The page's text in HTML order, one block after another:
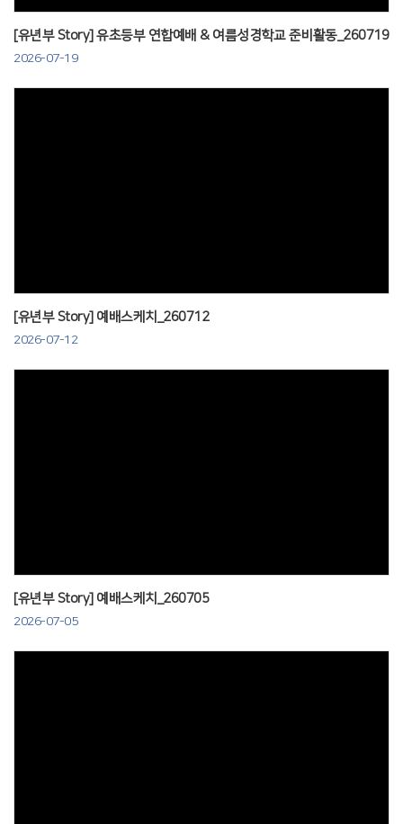
[유년부 Story] 유초등부 연합예배 & 여름성경학교 준비활동_260719
2026-07-19
[유년부 Story] 예배스케치_260712
2026-07-12
[유년부 Story] 예배스케치_260705
2026-07-05